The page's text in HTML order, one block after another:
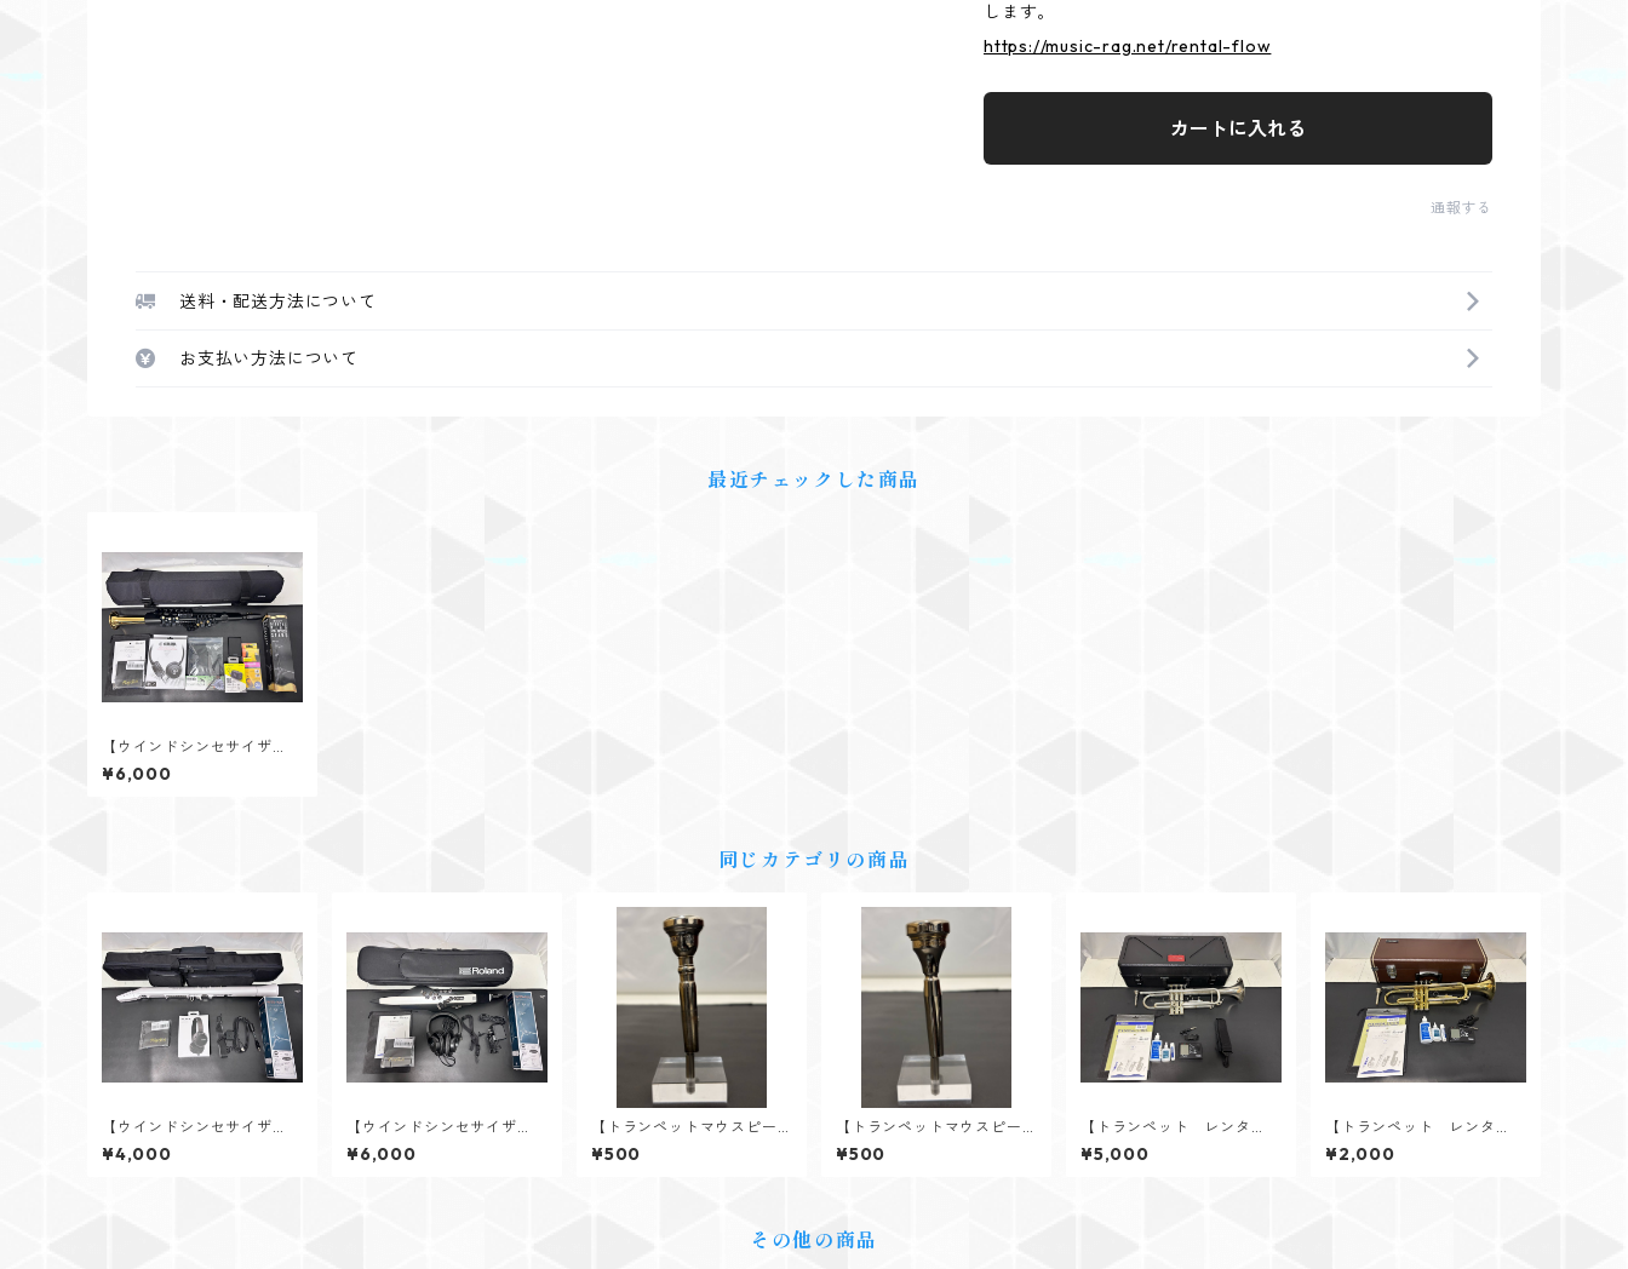
します。
https://music-rag.net/rental-flow
カートに入れる
通報する
送料・配送方法について
お支払い方法について
最近チェックした商品
【ウインドシンセサイザ
ー レンタル】YAMAHA
（ヤマハ） YDS-150 デ
¥6,000
同じカテゴリの商品
【ウインドシンセサイザ
ー レンタル】AKAI profes
sional（アカイプロフェッシ
¥4,000
【ウインドシンセサイザ
ー レンタル】Roland（ロ
ーランド） Aerophone A
¥6,000
【トランペットマウスピー
ス レンタル】YAMAHA
（ヤマハ） 7B4 旧モデル
¥500
【トランペットマウスピー
ス レンタル】DENIS WICK
（デニスウィック） 5X
¥500
【トランペット レンタ
ル】V.Bach（バック） TR
600 SP
¥5,000
【トランペット レンタ
ル】YAMAHA（ヤマハ） Y
TR-2320E
¥2,000
その他の商品